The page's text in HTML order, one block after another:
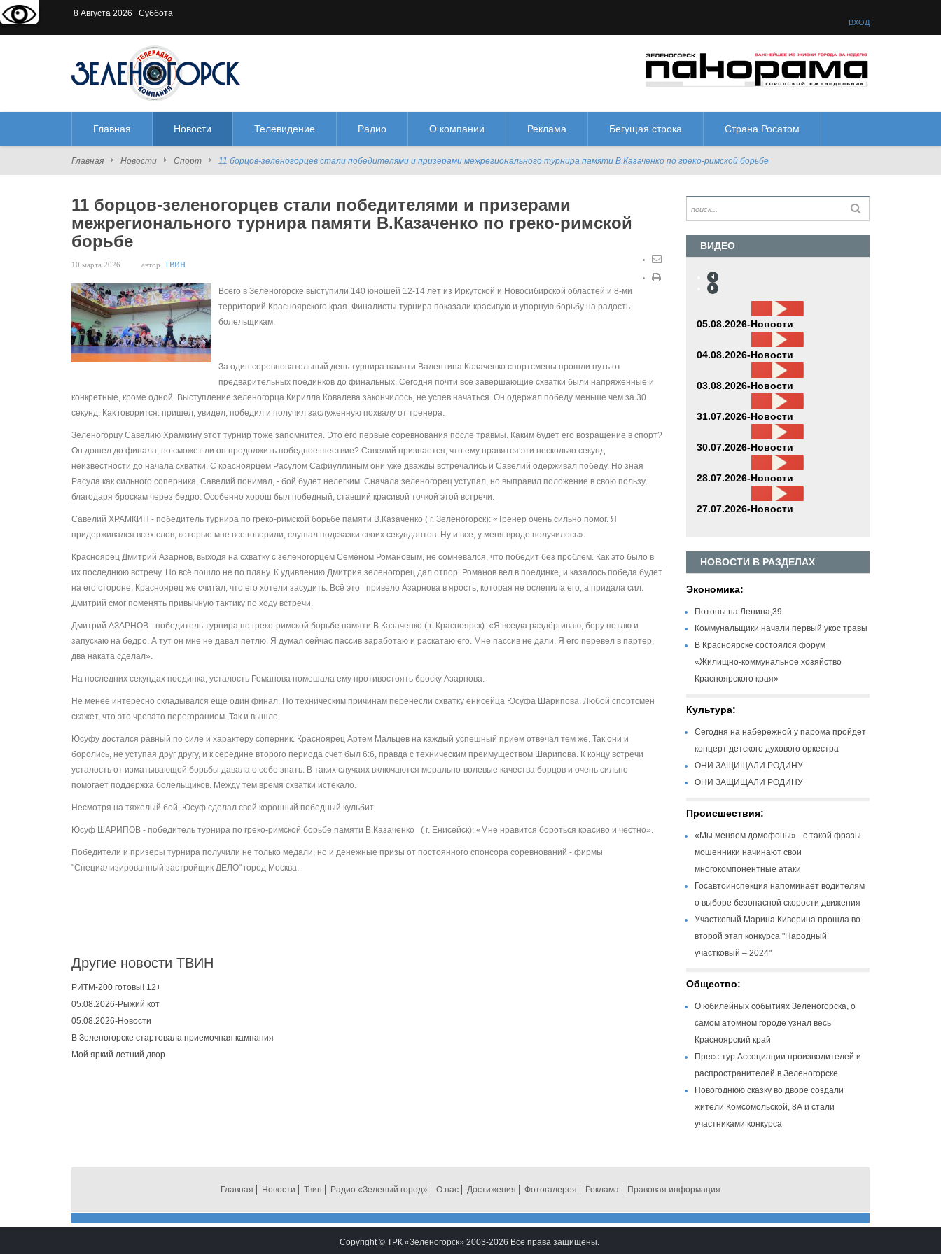
Версия для слабовидящих:
8 Августа 2026 Суббота
ВХОД
Главная Новости Телевидение Радио О компании Реклама Бегущая строка Страна Росатом
Главная Новости Спорт 11 борцов-зеленогорцев стали победителями и призерами межрегионального турнира памяти В.Казаченко по греко-римской борьбе
11 борцов-зеленогорцев стали победителями и призерами
межрегионального турнира памяти В.Казаченко по греко-римской
борьбе
10 марта 2026 автор ТВИН
Всего в Зеленогорске выступили 140 юношей 12-14 лет из Иркутской и Новосибирской областей и 8-ми
территорий Красноярского края. Финалисты турнира показали красивую и упорную борьбу на радость
болельщикам.
За один соревновательный день турнира памяти Валентина Казаченко спортсмены прошли путь от
предварительных поединков до финальных. Сегодня почти все завершающие схватки были напряженные и
конкретные, кроме одной. Выступление зеленогорца Кирилла Ковалева закончилось, не успев начаться. Он одержал победу меньше чем за 30
секунд. Как говорится: пришел, увидел, победил и получил заслуженную похвалу от тренера.
Зеленогорцу Савелию Храмкину этот турнир тоже запомнится. Это его первые соревнования после травмы. Каким будет его возращение в спорт?
Он дошел до финала, но сможет ли он продолжить победное шествие? Савелий признается, что ему нравятся эти несколько секунд
неизвестности до начала схватки. С красноярцем Расулом Сафиуллиным они уже дважды встречались и Савелий одерживал победу. Но зная
Расула как сильного соперника, Савелий понимал, - бой будет нелегким. Сначала зеленогорец уступал, но выправил положение в свою пользу,
благодаря броскам через бедро. Особенно хорош был победный, ставший красивой точкой этой встречи.
Савелий ХРАМКИН - победитель турнира по греко-римской борьбе памяти В.Казаченко ( г. Зеленогорск): «Тренер очень сильно помог. Я
придерживался всех слов, которые мне все говорили, слушал подсказки своих секундантов. Ну и все, у меня вроде получилось».
Красноярец Дмитрий Азарнов, выходя на схватку с зеленогорцем Семёном Романовым, не сомневался, что победит без проблем. Как это было в
их последнюю встречу. Но всё пошло не по плану. К удивлению Дмитрия зеленогорец дал отпор. Романов вел в поединке, и казалось победа будет
на его стороне. Красноярец же считал, что его хотели засудить. Всё это привело Азарнова в ярость, которая не ослепила его, а придала сил.
Дмитрий смог поменять привычную тактику по ходу встречи.
Дмитрий АЗАРНОВ - победитель турнира по греко-римской борьбе памяти В.Казаченко ( г. Красноярск): «Я всегда раздёргиваю, беру петлю и
запускаю на бедро. А тут он мне не давал петлю. Я думал сейчас пассив заработаю и раскатаю его. Мне пассив не дали. Я его перевел в партер,
два наката сделал».
На последних секундах поединка, усталость Романова помешала ему противостоять броску Азарнова.
Не менее интересно складывался еще один финал. По техническим причинам перенесли схватку енисейца Юсуфа Шарипова. Любой спортсмен
скажет, что это чревато перегоранием. Так и вышло.
Юсуфу достался равный по силе и характеру соперник. Красноярец Артем Мальцев на каждый успешный прием отвечал тем же. Так они и
боролись, не уступая друг другу, и к середине второго периода счет был 6:6, правда с техническим преимуществом Шарипова. К концу встречи
усталость от изматывающей борьбы давала о себе знать. В таких случаях включаются морально-волевые качества борцов и очень сильно
помогает поддержка болельщиков. Между тем время схватки истекало.
Несмотря на тяжелый бой, Юсуф сделал свой коронный победный кульбит.
Юсуф ШАРИПОВ - победитель турнира по греко-римской борьбе памяти В.Казаченко ( г. Енисейск): «Мне нравится бороться красиво и честно».
Победители и призеры турнира получили не только медали, но и денежные призы от постоянного спонсора соревнований - фирмы
"Специализированный застройщик ДЕЛО" город Москва.
Другие новости ТВИН
РИТМ-200 готовы! 12+
05.08.2026-Рыжий кот
05.08.2026-Новости
В Зеленогорске стартовала приемочная кампания
Мой яркий летний двор
ВИДЕО
05.08.2026-Новости
04.08.2026-Новости
03.08.2026-Новости
31.07.2026-Новости
30.07.2026-Новости
28.07.2026-Новости
27.07.2026-Новости
НОВОСТИ В РАЗДЕЛАХ
Экономика:
Потопы на Ленина,39
Коммунальщики начали первый укос травы
В Красноярске состоялся форум
«Жилищно-коммунальное хозяйство
Красноярского края»
Культура:
Сегодня на набережной у парома пройдет
концерт детского духового оркестра
ОНИ ЗАЩИЩАЛИ РОДИНУ
ОНИ ЗАЩИЩАЛИ РОДИНУ
Происшествия:
«Мы меняем домофоны» - с такой фразы
мошенники начинают свои
многокомпонентные атаки
Госавтоинспекция напоминает водителям
о выборе безопасной скорости движения
Участковый Марина Киверина прошла во
второй этап конкурса "Народный
участковый – 2024"
Общество:
О юбилейных событиях Зеленогорска, о
самом атомном городе узнал весь
Красноярский край
Пресс-тур Ассоциации производителей и
распространителей в Зеленогорске
Новогоднюю сказку во дворе создали
жители Комсомольской, 8А и стали
участниками конкурса
Главная Новости Твин Радио «Зеленый город» О нас Достижения Фотогалерея Реклама Правовая информация
Copyright © ТРК «Зеленогорск» 2003-2026 Все права защищены.